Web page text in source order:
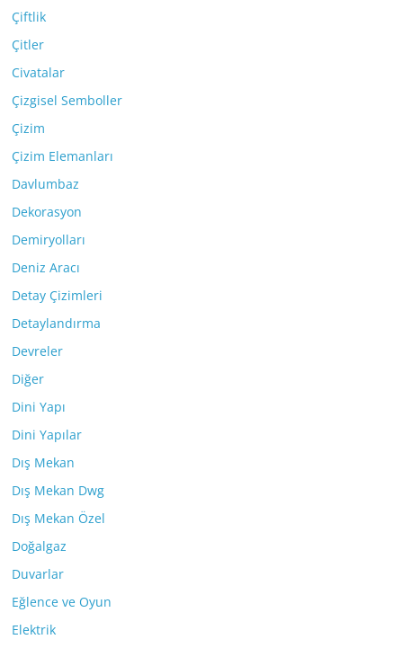
Çiftlik
Çitler
Civatalar
Çizgisel Semboller
Çizim
Çizim Elemanları
Davlumbaz
Dekorasyon
Demiryolları
Deniz Aracı
Detay Çizimleri
Detaylandırma
Devreler
Diğer
Dini Yapı
Dini Yapılar
Dış Mekan
Dış Mekan Dwg
Dış Mekan Özel
Doğalgaz
Duvarlar
Eğlence ve Oyun
Elektrik